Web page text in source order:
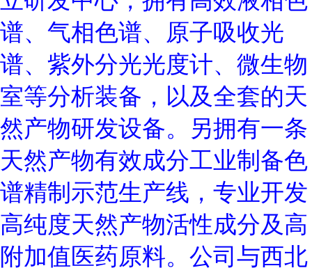
谱、气相色谱、原子吸收光
谱、紫外分光光度计、微生物
室等分析装备，以及全套的天
然产物研发设备。另拥有一条
天然产物有效成分工业制备色
谱精制示范生产线，专业开发
高纯度天然产物活性成分及高
附加值医药原料。公司与西北